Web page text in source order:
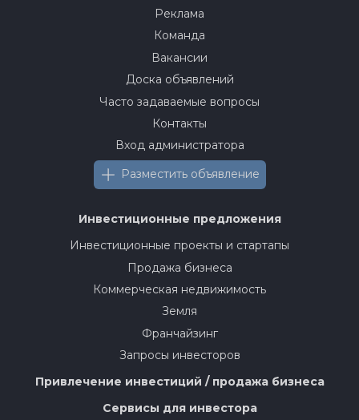
Реклама
Команда
Вакансии
Доска объявлений
Часто задаваемые вопросы
Контакты
Вход администратора
Разместить объявление
Инвестиционные предложения
Инвестиционные проекты и стартапы
Продажа бизнеса
Коммерческая недвижимость
Земля
Франчайзинг
Запросы инвесторов
Привлечение инвестиций / продажа бизнеса
Сервисы для инвестора